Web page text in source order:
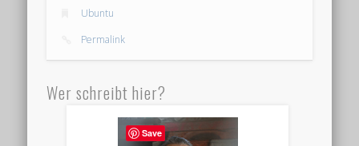
Ubuntu
Permalink
Wer schreibt hier?
Save